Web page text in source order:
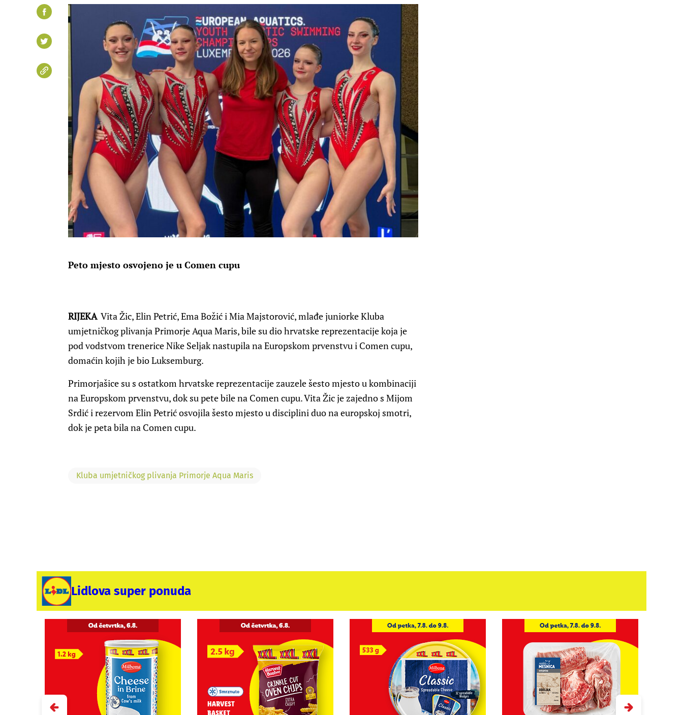
Peto mjesto osvojeno je u Comen cupu
RIJEKAVita Žic, Elin Petrić, Ema Božić i Mia Majstorović, mlađe juniorke Kluba
umjetničkog plivanja Primorje Aqua Maris, bile su dio hrvatske reprezentacije koja je
pod vodstvom trenerice Nike Seljak nastupila na Europskom prvenstvu i Comen cupu,
domaćin kojih je bio Luksemburg.
Primorjašice su s ostatkom hrvatske reprezentacije zauzele šesto mjesto u kombinaciji
na Europskom prvenstvu, dok su pete bile na Comen cupu. Vita Žic je zajedno s Mijom
Srdić i rezervom Elin Petrić osvojila šesto mjesto u disciplini duo na europskoj smotri,
dok je peta bila na Comen cupu.
Kluba umjetničkog plivanja Primorje Aqua Maris
Lidlova super ponuda